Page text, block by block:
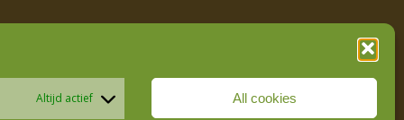
Altijd actief All cookies